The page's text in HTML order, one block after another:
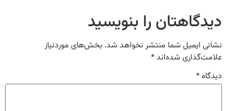
دیدگاهتان را بنویسید
نشانی ایمیل شما منتشر نخواهد شد. بخش‌های موردنیاز
علامت‌گذاری شده‌اند*
دیدگاه*